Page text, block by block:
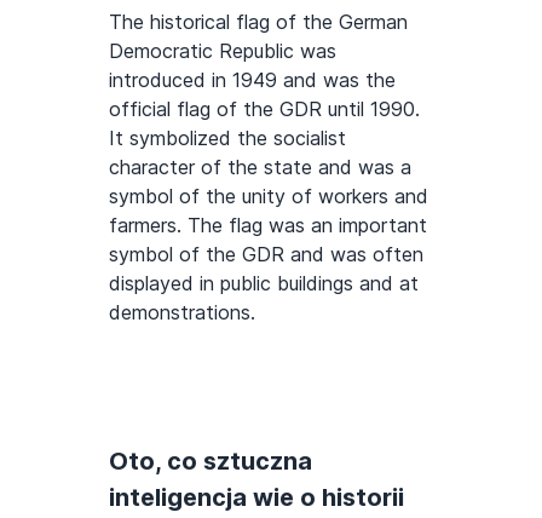
The historical flag of the German
Democratic Republic was
introduced in 1949 and was the
official flag of the GDR until 1990.
It symbolized the socialist
character of the state and was a
symbol of the unity of workers and
farmers. The flag was an important
symbol of the GDR and was often
displayed in public buildings and at
demonstrations.
Oto, co sztuczna
inteligencja wie o historii